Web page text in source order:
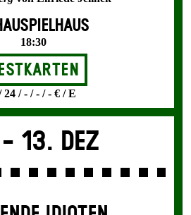
18:30
24 / - / - / - € / E
13. Dez